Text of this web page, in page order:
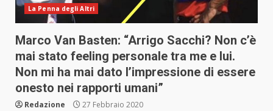
La Penna degli Altri
Marco Van Basten: “Arrigo Sacchi? Non c’è
mai stato feeling personale tra me e lui.
Non mi ha mai dato l’impressione di essere
onesto nei rapporti umani”
Redazione 27 Febbraio 2020